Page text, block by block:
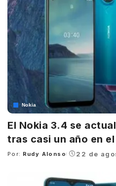
Nokia
El Nokia 3.4 se
tras casi un año en
Posted
Por: Rudy Alonso 22 de